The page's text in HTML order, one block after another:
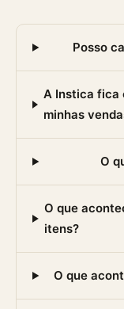
Posso
A Instica fica
minhas
O
O que
itens?
O que